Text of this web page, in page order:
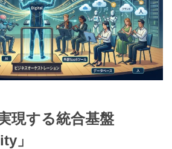
現する統合基盤
」